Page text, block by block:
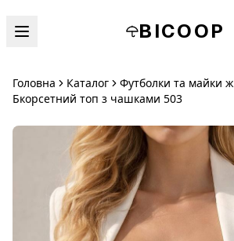
BICOOP
Головна Каталог
Футболки та майки
Бкорсетний топ з чашками 503